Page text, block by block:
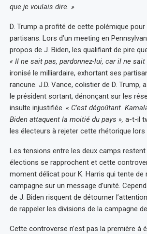
que je voulais dire. »
D. Trump a profité de cette polémique
partisans. Lors d’un meeting en
propos de J. Biden, les qualifiant de pire
« Il ne sait pas, pardonnez-lui, car il ne sait
ironisé le milliardaire, exhortant ses
rancune. J.D. Vance, colistier de D. Trump,
le président sortant, dénonçant sur les
insulte injustifiée. « C’est dégoûtant.
Biden attaquent la moitié du pays », a-t-il
les électeurs à rejeter cette rhétorique lors
Les tensions entre les deux camps
élections se rapprochent et cette
moment délicat pour K. Harris qui tente de
campagne sur un message d’unité.
de J. Biden risquent de détourner
de rappeler les divisions de la campagne
Cette controverse n’est pas la première à